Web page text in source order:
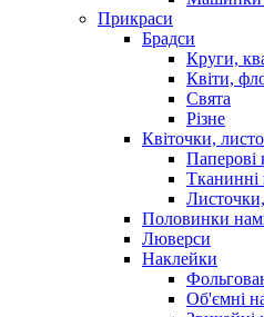
Прикраси
Брадси
Круги,
Квіти,
Свята
Різне
Квіточки,
Паперові
Тканинні
Половинки
Люверси
Наклейки
Об'ємні